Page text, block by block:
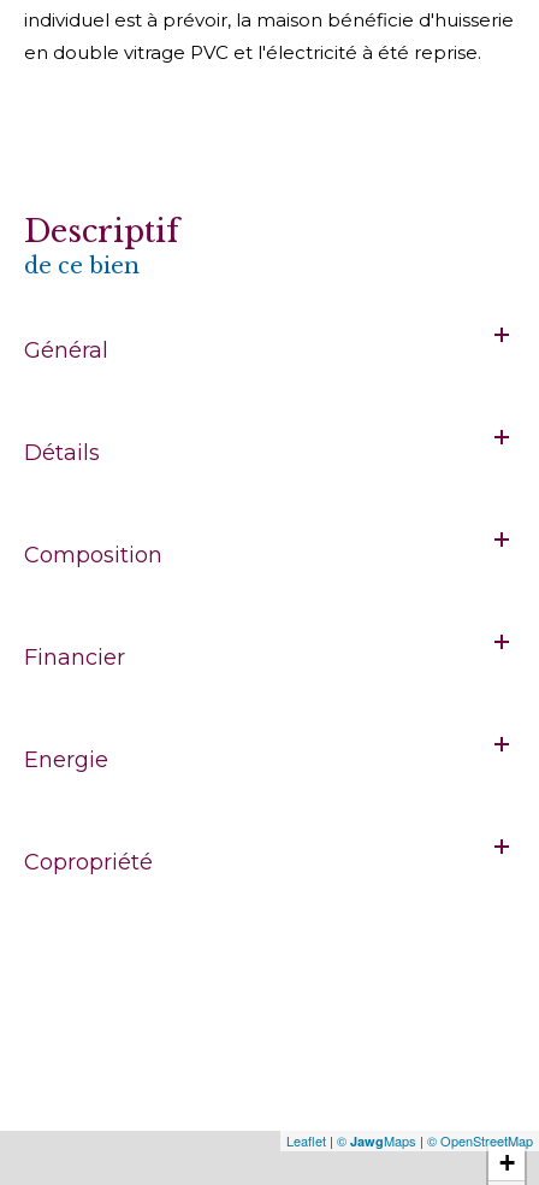
individuel est à prévoir, la maison bénéficie d'huisserie
en double vitrage PVC et l'électricité à été reprise.
descriptif
de ce bien
Général
Détails
Composition
Financier
Energie
Copropriété
+
Leaflet | © JawgMaps | © OpenStreetMap